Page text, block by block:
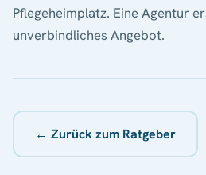
Pflegeheimplatz. Eine Agentur
unverbindliches Angebot.
← Zurück zum Ratgeber